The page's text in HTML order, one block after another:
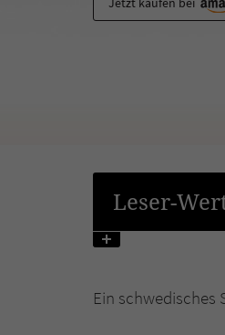
Leser-
Ein schwedisches